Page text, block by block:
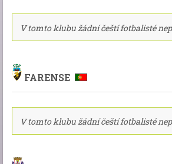
V tomto klubu žádní čeští fotbalisté
FARENSE
V tomto klubu žádní čeští fotbalisté